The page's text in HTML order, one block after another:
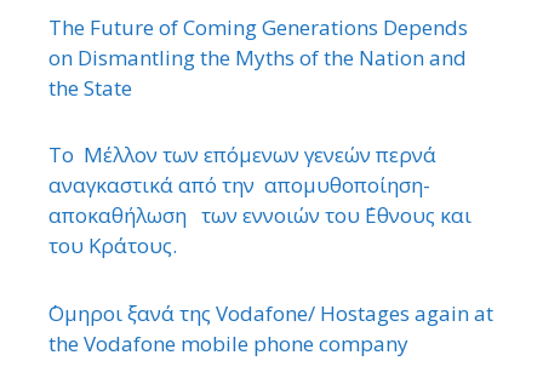
The Future of Coming Generations Depends
on Dismantling the Myths of the Nation and
the State
Το Μέλλον των επόμενων γενεών περνά
αναγκαστικά από την απομυθοποίηση-
αποκαθήλωση των εννοιών του ΄Εθνους και
του Κράτους.
΄Ομηροι ξανά της Vodafone/ Hostages again at
the Vodafone mobile phone company